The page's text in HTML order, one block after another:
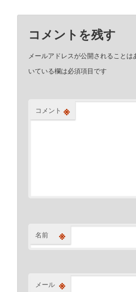
コメントを残す
メールアドレスが公開されることは
いている欄は必須項目です
コメント ※
名前 ※
メール ※